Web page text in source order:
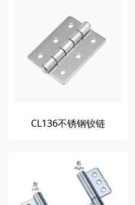
CL136不锈钢铰链